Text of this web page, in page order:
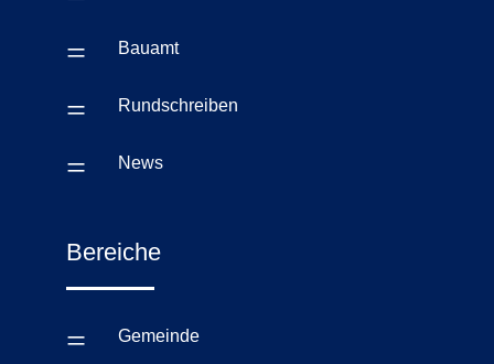
= Bauamt
= Rundschreiben
= News
Bereiche
= Gemeinde